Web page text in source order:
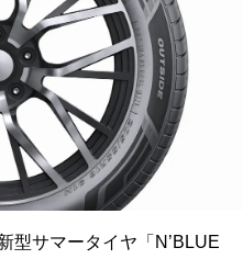
型サマータイヤ「N’BLUE